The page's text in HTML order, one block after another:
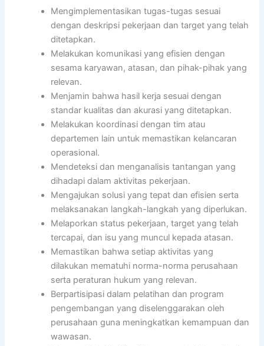
Mengimplementasikan tugas-tugas sesuai
dengan deskripsi pekerjaan dan target yang telah
ditetapkan.
Melakukan komunikasi yang efisien dengan
sesama karyawan, atasan, dan pihak-pihak yang
relevan.
Menjamin bahwa hasil kerja sesuai dengan
standar kualitas dan akurasi yang ditetapkan.
Melakukan koordinasi dengan tim atau
departemen lain untuk memastikan kelancaran
operasional.
Mendeteksi dan menganalisis tantangan yang
dihadapi dalam aktivitas pekerjaan.
Mengajukan solusi yang tepat dan efisien serta
melaksanakan langkah-langkah yang diperlukan.
Melaporkan status pekerjaan, target yang telah
tercapai, dan isu yang muncul kepada atasan.
Memastikan bahwa setiap aktivitas yang
dilakukan mematuhi norma-norma perusahaan
serta peraturan hukum yang relevan.
Berpartisipasi dalam pelatihan dan program
pengembangan yang diselenggarakan oleh
perusahaan guna meningkatkan kemampuan dan
wawasan.